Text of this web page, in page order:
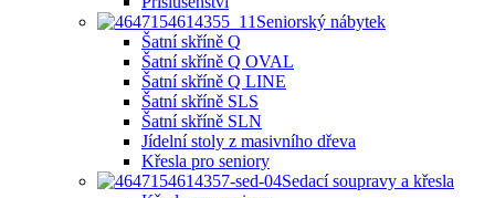
Seniorský nábytek
Šatní skříně Q
Šatní skříně Q OVAL
Šatní skříně Q LINE
Šatní skříně SLS
Šatní skříně SLN
Jídelní stoly z masivního dřeva
Křesla pro seniory
Sedací soupravy a křesla